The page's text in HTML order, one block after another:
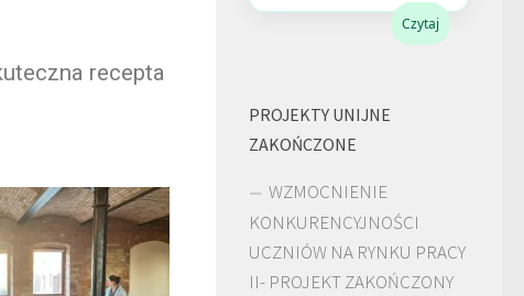
recepta
Czytaj
PROJEKTY UNIJNE
ZAKOŃCZONE
WZMOCNIENIE
KONKURENCYJNOŚCI
UCZNIÓW NA RYNKU PRACY
II- PROJEKT ZAKOŃCZONY